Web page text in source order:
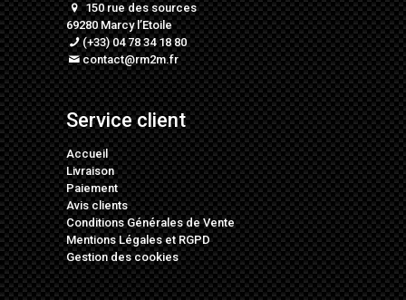
150 rue des sources
69280 Marcy l’Etoile
(+33) 04 78 34 18 80
contact@rm2m.fr
Service client
Accueil
Livraison
Paiement
Avis clients
Conditions Générales de Vente
Mentions LégalesetRGPD
Gestion des cookies